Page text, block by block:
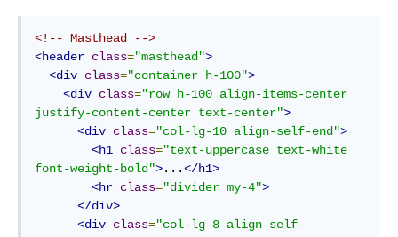
<!-- Masthead -->
<header class="masthead">
<div class="container h-100">
<div class="row h-100 align-items-center
justify-content-center text-center">
<div class="col-lg-10 align-self-end">
<h1 class="text-uppercase text-white
font-weight-bold">...</h1>
<hr class="divider my-4">
</div>
<div class="col-lg-8 align-self-